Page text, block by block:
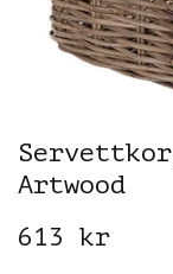
Artwood
613 kr